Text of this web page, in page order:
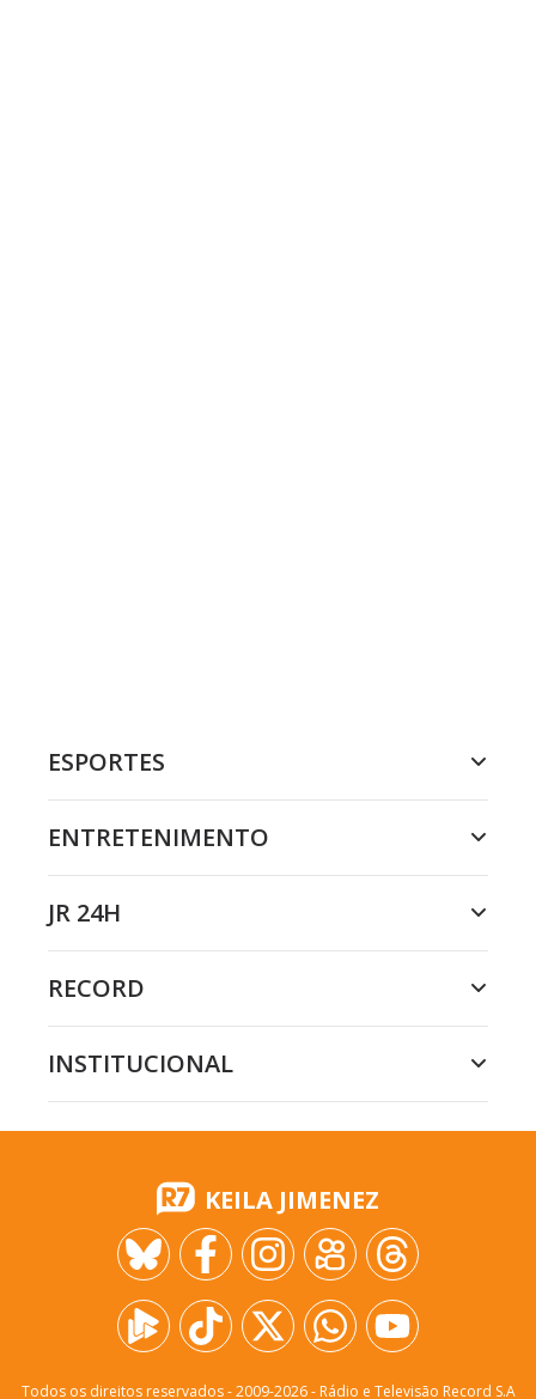
ESPORTES
ENTRETENIMENTO
JR 24H
RECORD
INSTITUCIONAL
KEILA JIMENEZ
Todos os direitos reservados - 2009-2026- Rádio e Televisão Record S.A